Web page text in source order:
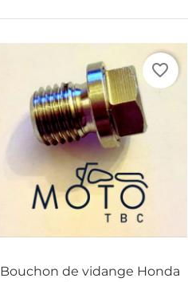
favorite_border
Bouchon de vidange Honda